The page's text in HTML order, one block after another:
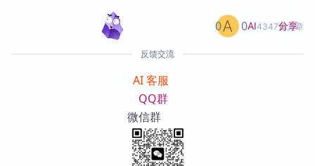
AI4347篇文章
0 0 分享
反馈交流
AI 客服
QQ群
微信群